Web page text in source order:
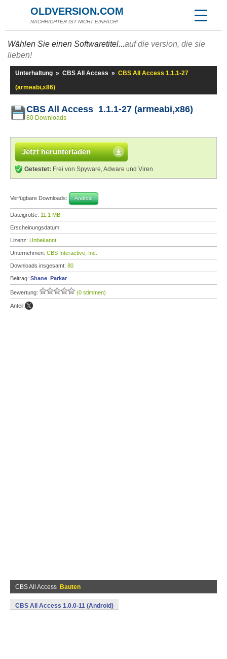
OLDVERSION.COM
NACHRICHTER IST NICHT EINFACH!
Wählen Sie einen Softwaretitel...auf die version, die sie
lieben!
Unterhaltung » CBS All Access » CBS All Access 1.1.1-27
(armeabi,x86)
CBS All Access 1.1.1-27 (armeabi,x86)
80 Downloads
Jetzt herunterladen
Getestet: Frei von Spyware, Adware und Viren
Verfügbare Downloads: Android
Dateigröße: 11,1 MB
Erscheinungsdatum:
Lizenz: Unbekannt
Unternehmen: CBS Interactive, Inc.
Downloads insgesamt: 80
Beitrag: Shane_Parkar
Bewertung: (0 stimmen)
Anteil:
CBS All Access Bauten
CBS All Access 1.0.0-11 (Android)